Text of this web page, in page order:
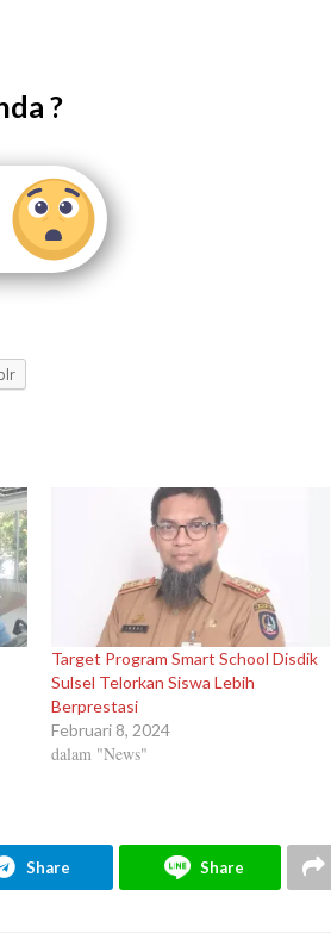
?
Target Program Smart School Disdik
Sulsel Telorkan Siswa Lebih
Berprestasi
Februari 8, 2024
dalam "News"
Share Share